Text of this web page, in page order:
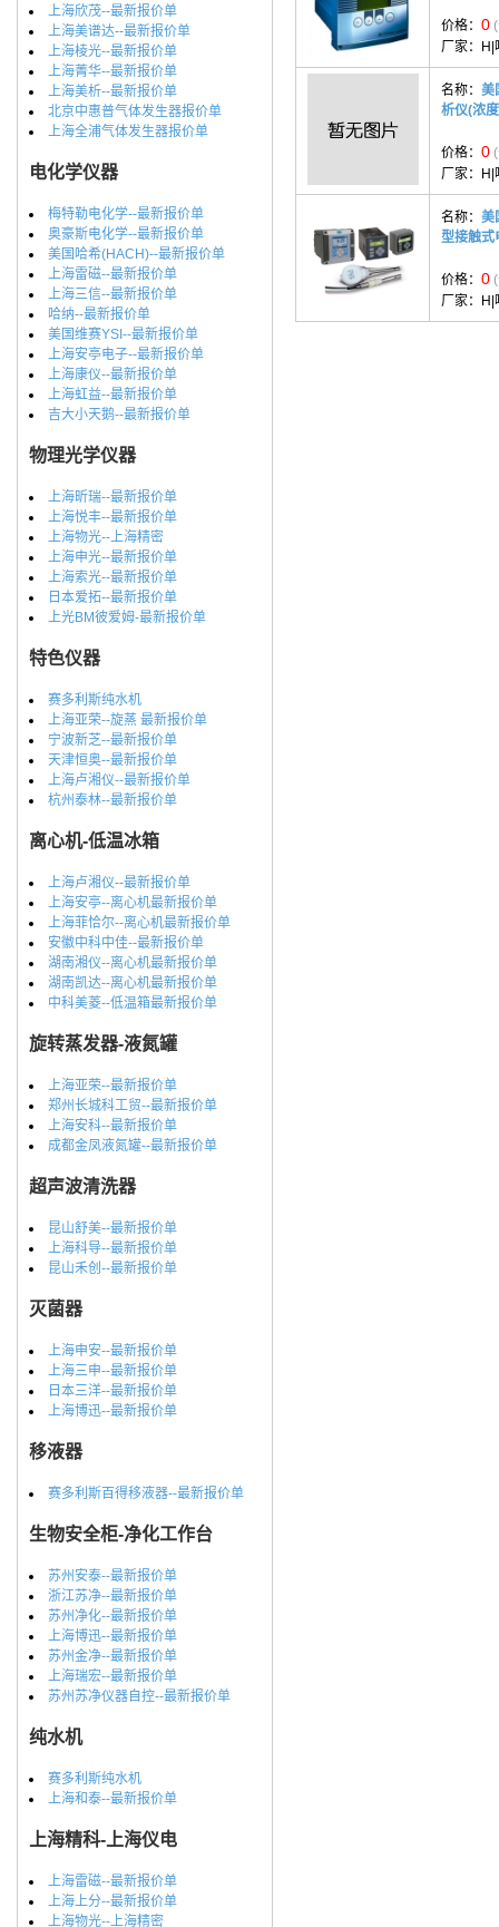
上海欣茂--最新报价单
上海美谱达--最新报价单
上海棱光--最新报价单
上海菁华--最新报价单
上海美析--最新报价单
北京中惠普气体发生器报价单
上海全浦气体发生器报价单
电化学仪器
梅特勒电化学--最新报价单
奥豪斯电化学--最新报价单
美国哈希(HACH)--最新报价单
上海雷磁--最新报价单
上海三信--最新报价单
哈纳--最新报价单
美国维赛YSI--最新报价单
上海安亭电子--最新报价单
上海康仪--最新报价单
上海虹益--最新报价单
吉大小天鹅--最新报价单
物理光学仪器
上海昕瑞--最新报价单
上海悦丰--最新报价单
上海物光--上海精密
上海申光--最新报价单
上海索光--最新报价单
日本爱拓--最新报价单
上光BM彼爱姆-最新报价单
特色仪器
赛多利斯纯水机
上海亚荣--旋蒸 最新报价单
宁波新芝--最新报价单
天津恒奥--最新报价单
上海卢湘仪--最新报价单
杭州泰林--最新报价单
离心机-低温冰箱
上海卢湘仪--最新报价单
上海安亭--离心机最新报价单
上海菲恰尔--离心机最新报价单
安徽中科中佳--最新报价单
湖南湘仪--离心机最新报价单
湖南凯达--离心机最新报价单
中科美菱--低温箱最新报价单
旋转蒸发器-液氮罐
上海亚荣--最新报价单
郑州长城科工贸--最新报价单
上海安科--最新报价单
成都金凤液氮罐--最新报价单
超声波清洗器
昆山舒美--最新报价单
上海科导--最新报价单
昆山禾创--最新报价单
灭菌器
上海申安--最新报价单
上海三申--最新报价单
日本三洋--最新报价单
上海博迅--最新报价单
移液器
赛多利斯百得移液器--最新报价单
生物安全柜-净化工作台
苏州安泰--最新报价单
浙江苏净--最新报价单
苏州净化--最新报价单
上海博迅--最新报价单
苏州金净--最新报价单
上海瑞宏--最新报价单
苏州苏净仪器自控--最新报价单
纯水机
赛多利斯纯水机
上海和泰--最新报价单
上海精科-上海仪电
上海雷磁--最新报价单
上海上分--最新报价单
上海物光--上海精密
价格： 0
厂家： H|
名称： 美
析仪(浓
价格： 0
厂家： H|
名称： 美
型接触式
价格： 0
厂家： H|